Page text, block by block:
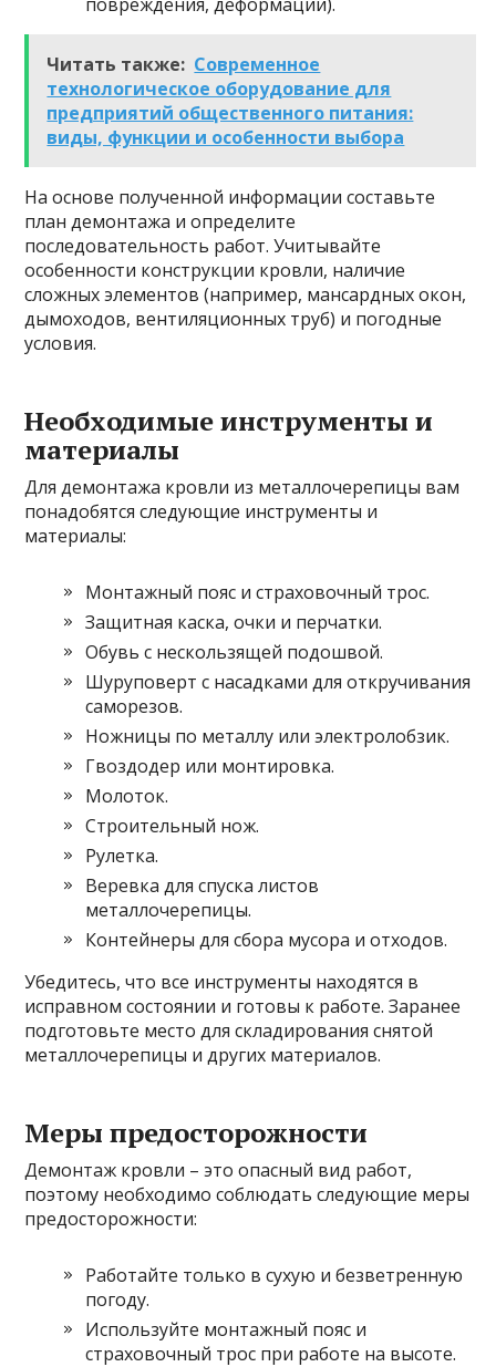
Читать также: Современное
технологическое оборудование для
предприятий общественного питания:
виды, функции и особенности выбора
На основе полученной информации составьте
план демонтажа и определите
последовательность работ. Учитывайте
особенности конструкции кровли, наличие
сложных элементов (например, мансардных окон,
дымоходов, вентиляционных труб) и погодные
условия.
Необходимые инструменты и
материалы
Для демонтажа кровли из металлочерепицы вам
понадобятся следующие инструменты и
материалы:
Монтажный пояс и страховочный трос.
Защитная каска, очки и перчатки.
Обувь с нескользящей подошвой.
Шуруповерт с насадками для откручивания
саморезов.
Ножницы по металлу или электролобзик.
Гвоздодер или монтировка.
Молоток.
Строительный нож.
Рулетка.
Веревка для спуска листов
металлочерепицы.
Контейнеры для сбора мусора и отходов.
Убедитесь, что все инструменты находятся в
исправном состоянии и готовы к работе. Заранее
подготовьте место для складирования снятой
металлочерепицы и других материалов.
Меры предосторожности
Демонтаж кровли – это опасный вид работ,
поэтому необходимо соблюдать следующие меры
предосторожности:
Работайте только в сухую и безветренную
погоду.
Используйте монтажный пояс и
страховочный трос при работе на высоте.